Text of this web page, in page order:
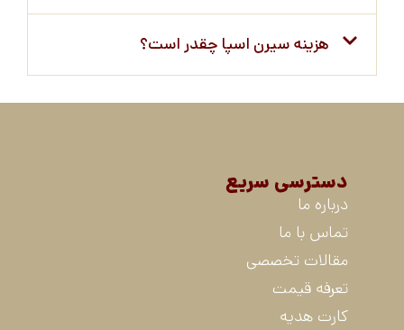
هزینه سیرن اسپا چقدر است؟
دسترسی سریع
درباره ما
تماس با ما
مقالات تخصصی
تعرفه قیمت
کارت هدیه